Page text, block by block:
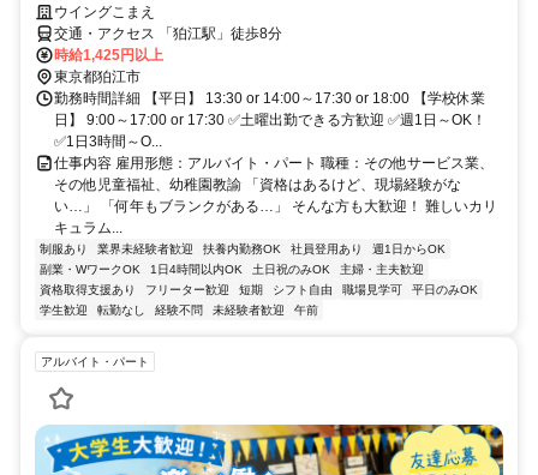
ウイングこまえ
交通・アクセス 「狛江駅」徒歩8分
時給1,425円以上
東京都狛江市
勤務時間詳細 【平日】 13:30 or 14:00～17:30 or 18:00 【学校休業
日】 9:00～17:00 or 17:30 ✅土曜出勤できる方歓迎 ✅週1日～OK！
✅1日3時間～O...
仕事内容 雇用形態：アルバイト・パート 職種：その他サービス業、
その他児童福祉、幼稚園教諭 「資格はあるけど、現場経験がな
い…」 「何年もブランクがある…」 そんな方も大歓迎！ 難しいカリ
キュラム...
制服あり 業界未経験者歓迎 扶養内勤務OK 社員登用あり
週1日からOK
副業・WワークOK
1日4時間以内OK 土日祝のみOK
主婦・主夫歓迎
資格取得支援あり
フリーター歓迎 短期 シフト自由 職場見学可
平日のみOK
学生歓迎
転勤なし 経験不問 未経験者歓迎 午前
アルバイト・パート